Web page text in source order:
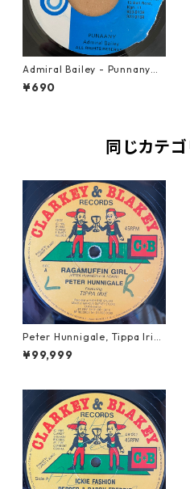
Admiral Bailey - Punnany【7
-21071】
¥690
同じカテ
Peter Hunnigale, Tippa Irie
- Raggamuffin Girl【12-50
045】
¥99,999